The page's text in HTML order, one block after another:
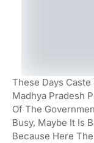
These Days Caste
Madhya Pradesh
Of The
Busy, Maybe It Is
Because Here